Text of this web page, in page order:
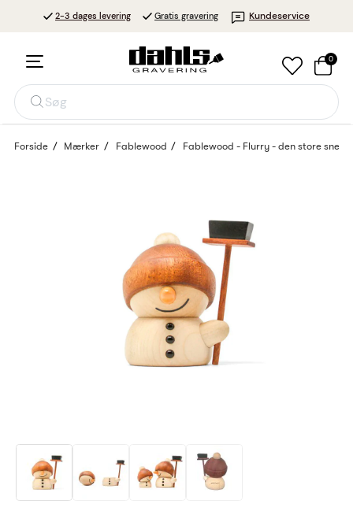
2-3 dages levering Gratis gravering Kundeservice
Søg
0
Forside Mærker Fablewood Fablewood - Flurry - den store